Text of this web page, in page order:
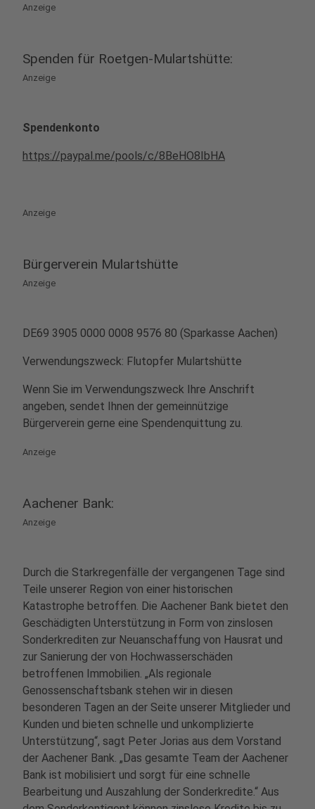
Anzeige
Spenden für Roetgen-Mulartshütte:
Anzeige
Spendenkonto
https://paypal.me/pools/c/8BeHO8IbHA
Anzeige
Bürgerverein Mulartshütte
Anzeige
DE69 3905 0000 0008 9576 80 (Sparkasse Aachen)
Verwendungszweck: Flutopfer Mulartshütte
Wenn Sie im Verwendungszweck Ihre Anschrift
angeben, sendet Ihnen der gemeinnützige
Bürgerverein gerne eine Spendenquittung zu.
Anzeige
Aachener Bank:
Anzeige
Durch die Starkregenfälle der vergangenen Tage sind
Teile unserer Region von einer historischen
Katastrophe betroffen. Die Aachener Bank bietet den
Geschädigten Unterstützung in Form von zinslosen
Sonderkrediten zur Neuanschaffung von Hausrat und
zur Sanierung der von Hochwasserschäden
betroffenen Immobilien. „Als regionale
Genossenschaftsbank stehen wir in diesen
besonderen Tagen an der Seite unserer Mitglieder und
Kunden und bieten schnelle und unkomplizierte
Unterstützung“, sagt Peter Jorias aus dem Vorstand
der Aachener Bank. „Das gesamte Team der Aachener
Bank ist mobilisiert und sorgt für eine schnelle
Bearbeitung und Auszahlung der Sonderkredite.“ Aus